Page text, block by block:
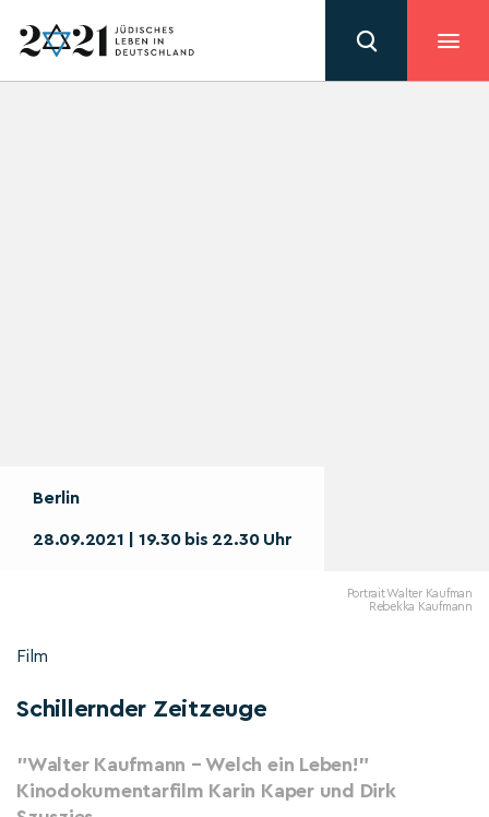
Berlin
28.09.2021 | 19.30 bis 22.30 Uhr
Portrait Walter Kaufman
Rebekka Kaufmann
Film
Schillernder Zeitzeuge
"Walter Kaufmann – Welch ein Leben!"
Kinodokumentarfilm Karin Kaper und Dirk